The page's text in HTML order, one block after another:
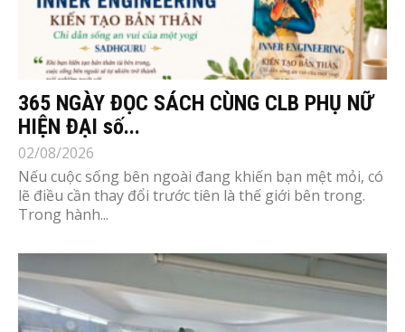
365 NGÀY ĐỌC SÁCH CÙNG CLB PHỤ NỮ
HIỆN ĐẠI số...
02/08/2026
Nếu cuộc sống bên ngoài đang khiến bạn mệt mỏi, có
lẽ điều cần thay đổi trước tiên là thế giới bên trong.
Trong hành...